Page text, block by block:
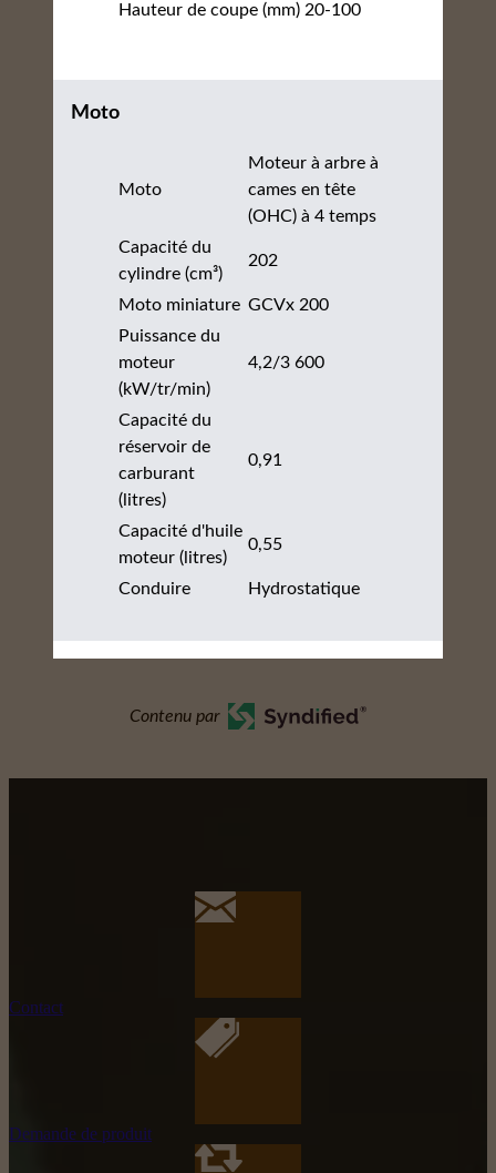
Hauteur de coupe (mm) 20-100
Moto
Moto
Moteur à arbre à
cames en tête
(OHC) à 4 temps
Capacité du
cylindre (cm³)
202
Moto miniature GCVx 200
Puissance du
moteur
(kW/tr/min)
4,2/3 600
Capacité du
réservoir de
carburant
(litres)
0,91
Capacité d'huile
moteur (litres)
0,55
Conduire Hydrostatique
Contenu par
Contact
Demande de produit